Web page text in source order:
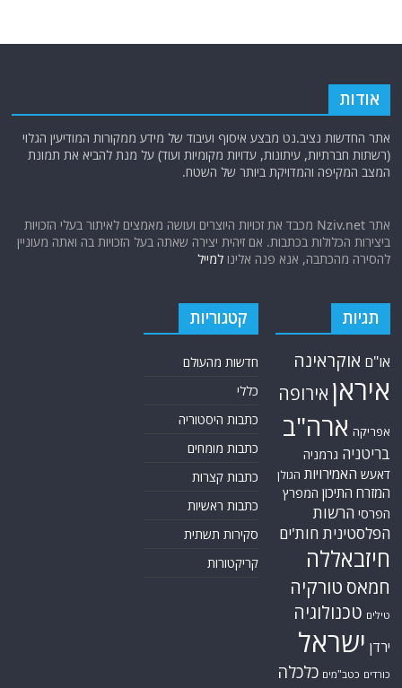
אודות
אתר החדשות נציב.נט מבצע איסוף ועיבוד של מידע ממקורות המודיעין הגלוי
(רשתות חברתיות, עיתונות, עדויות מקומיות ועוד) על מנת להביא את תמונת
המצב המקיפה והמדויקת ביותר של השטח.
אתר Nziv.net מכבד את זכויות היוצרים ועושה מאמצים לאיתור בעלי הזכויות
ביצירות הכלולות בכתבות. אם זיהית יצירה שאתה בעל הזכויות בה ואתה מעוניין
להסירה מהכתבה, אנא פנה אלינולמייל
תגיות
או"ם אוקראינה
איראן אירופה
אפריקה ארה"ב
בריטניה גרמניה
דאעש האמירויות הגולן
המזרח התיכון המפרץ
הפרסי הרשות
הפלסטינית חות'ים
חיזבאללה
חמאס טורקיה
טילים טכנולוגיה
ירדן ישראל
כורדים כטב"מים כלכלה
קטגוריות
חדשות מהעולם
כללי
כתבות היסטוריה
כתבות מומחים
כתבות קצרות
כתבות ראשיות
סקירות תשתית
קריקטורות